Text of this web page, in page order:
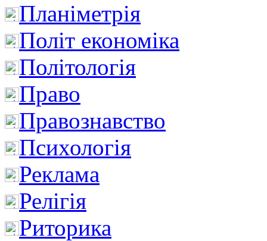
Планіметрія
Політ економіка
Політологія
Право
Правознавство
Психологія
Реклама
Релігія
Риторика